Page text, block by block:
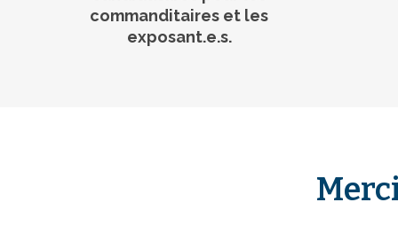
commanditaires et les
exposant.e.s.